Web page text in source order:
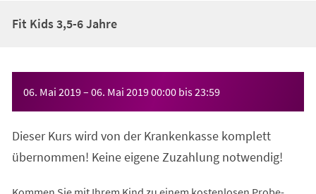
Fit Kids 3,5-6 Jahre
06. Mai 2019– 06. Mai 201900:00 bis23:59
Dieser Kurs wird von der Krankenkasse komplett
übernommen! Keine eigene Zuzahlung notwendig!